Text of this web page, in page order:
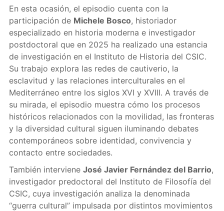
En esta ocasión, el episodio cuenta con la
participación de Michele Bosco, historiador
especializado en historia moderna e investigador
postdoctoral que en 2025 ha realizado una estancia
de investigación en el Instituto de Historia del CSIC.
Su trabajo explora las redes de cautiverio, la
esclavitud y las relaciones interculturales en el
Mediterráneo entre los siglos XVI y XVIII. A través de
su mirada, el episodio muestra cómo los procesos
históricos relacionados con la movilidad, las fronteras
y la diversidad cultural siguen iluminando debates
contemporáneos sobre identidad, convivencia y
contacto entre sociedades.
También interviene José Javier Fernández del Barrio,
investigador predoctoral del Instituto de Filosofía del
CSIC, cuya investigación analiza la denominada
“guerra cultural” impulsada por distintos movimientos